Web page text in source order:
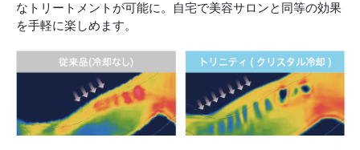
なトリートメントが可能に。自宅で美容サロンと同等の効果
を手軽に楽しめます。